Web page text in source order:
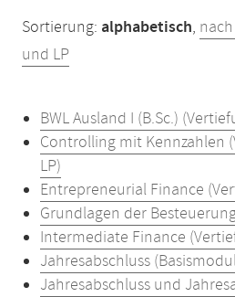
Sortierung: alphabetisch,
und LP
BWL Ausland I (B.Sc.)
Controlling mit Kennzahlen
LP)
Entrepreneurial Finance
Grundlagen der
Intermediate Finance
Jahresabschluss
Jahresabschluss und